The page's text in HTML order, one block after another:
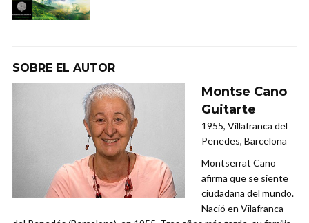
SOBRE EL AUTOR
Montse Cano
Guitarte
1955, Villafranca del
Penedes, Barcelona
Montserrat Cano
afirma que se siente
ciudadana del mundo.
Nació en Vilafranca